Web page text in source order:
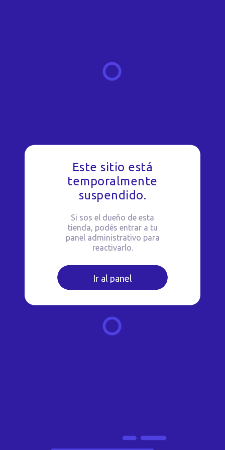
Este sitio está
temporalmente
suspendido.
Si sos el dueño de esta
tienda, podés entrar a tu
panel administrativo para
reactivarlo.
Ir al panel